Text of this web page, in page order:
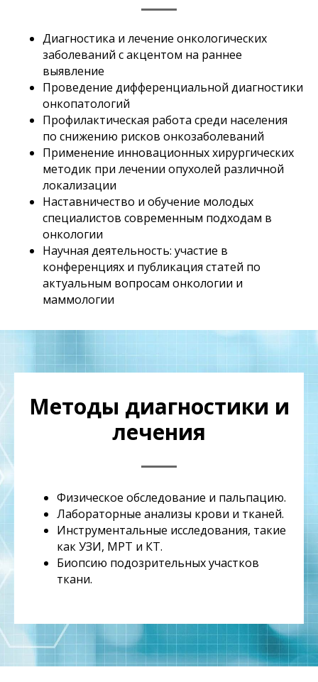
Диагностика и лечение онкологических
заболеваний с акцентом на раннее
выявление
Проведение дифференциальной диагностики
онкопатологий
Профилактическая работа среди населения
по снижению рисков онкозаболеваний
Применение инновационных хирургических
методик при лечении опухолей различной
локализации
Наставничество и обучение молодых
специалистов современным подходам в
онкологии
Научная деятельность: участие в
конференциях и публикация статей по
актуальным вопросам онкологии и
маммологии
Методы диагностики и
лечения
Физическое обследование и пальпацию.
Лабораторные анализы крови и тканей.
Инструментальные исследования, такие
как УЗИ, МРТ и КТ.
Биопсию подозрительных участков
ткани.